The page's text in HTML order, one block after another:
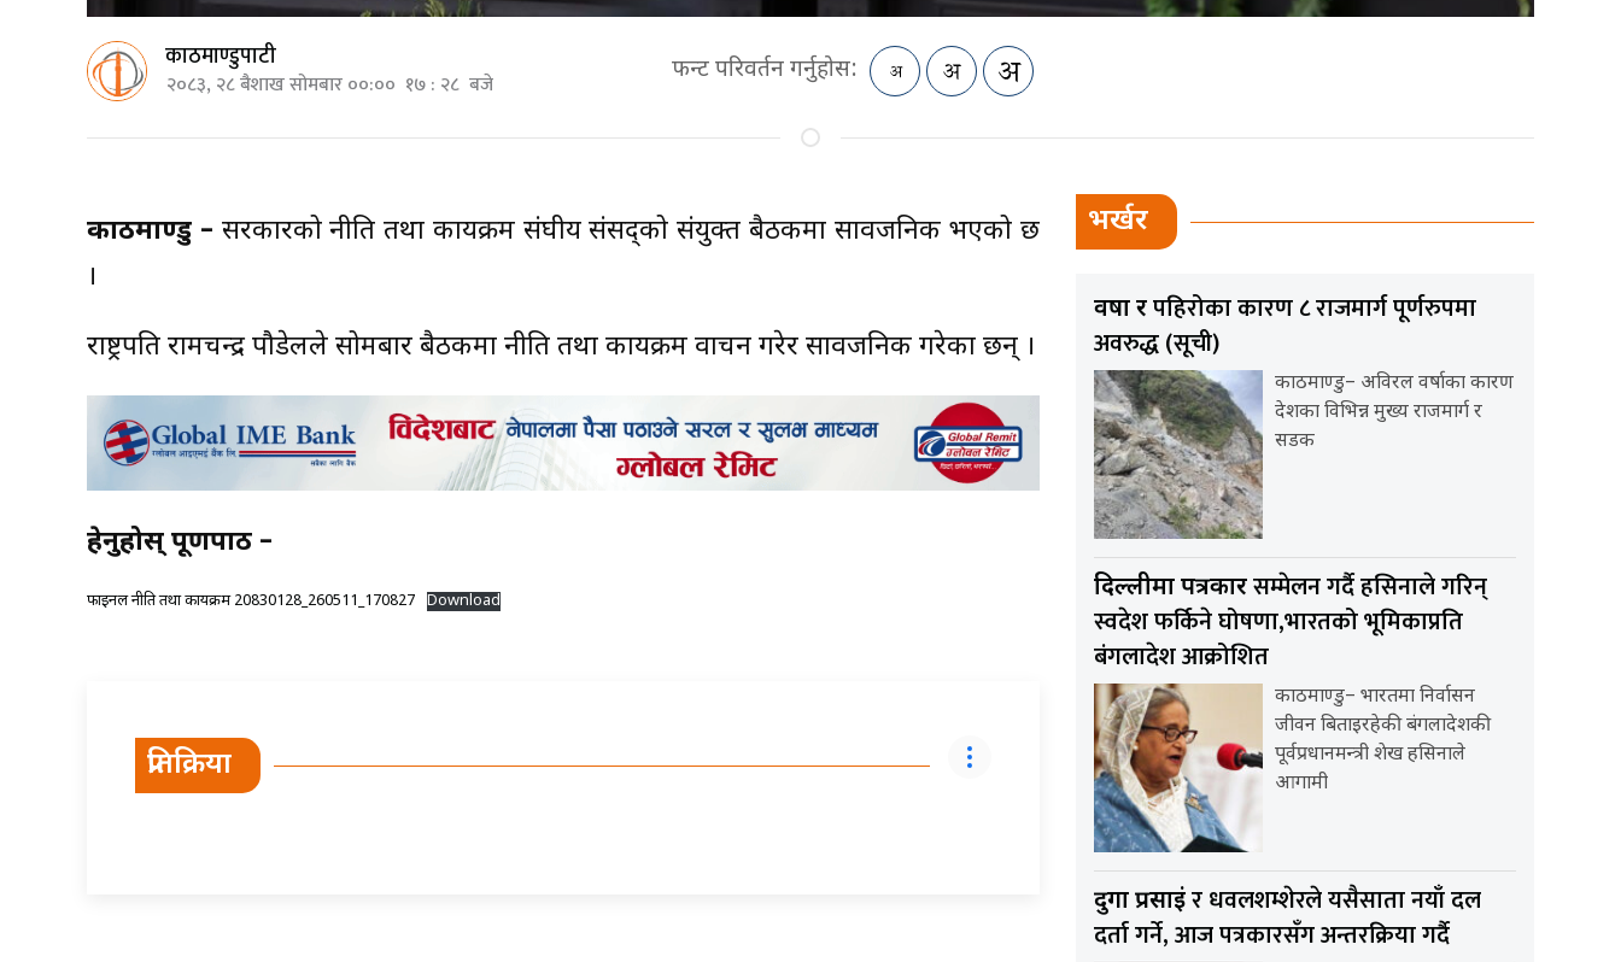
काठमाण्डुपाटी
२०८३, २८ बैशाख सोमबार ००:०० १७ : २८ बजे फन्ट परिवर्तन गर्नुहोस:
काठमाण्डु – सरकारको नीति तथा कार्यक्रम संघीय संसद्को संयुक्त बैठकमा सार्वजनिक भएको छ
।
राष्ट्रपति रामचन्द्र पौडेलले सोमबार बैठकमा नीति तथा कार्यक्रम वाचन गरेर सार्वजनिक गरेका छन् ।
हेर्नुहोस् पूर्णपाठ –
फाइनल नीति तथा कार्यक्रम 20830128_260511_170827 Download
प्रतिक्रिया
भर्खर
वर्षा रपहिरोका कारण ८ राजमार्ग पूर्णरुपमा
अवरुद्ध (सूची)
काठमाण्डु– अविरल वर्षाका कारण
देशका विभिन्न मुख्य राजमार्ग र
सडक
दिल्लीमा पत्रकारसम्मेलन गर्दै हसिनाले गरिन्
स्वदेश फर्किने घोषणा,भारतको भूमिकाप्रति
बंगलादेश आक्रोशित
काठमाण्डु– भारतमा निर्वासन
जीवन बिताइरहेकी बंगलादेशकी
पूर्वप्रधानमन्त्री शेख हसिनाले
आगामी
दुर्गा प्रसाईंर धवलशम्शेरले यसैसाता नयाँ दल
दर्ता गर्ने, आज पत्रकारसँग अन्तरक्रिया गर्दै